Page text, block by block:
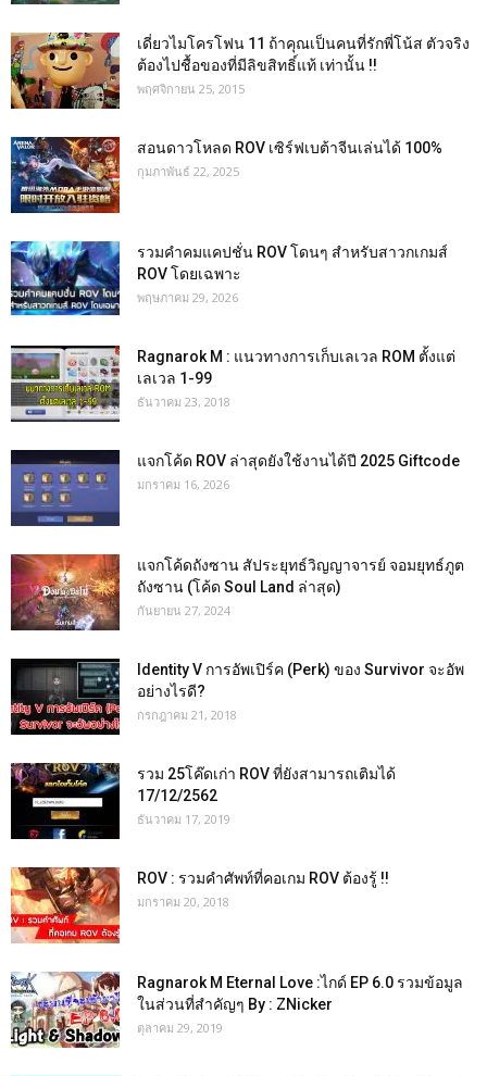
เดี่ยวไมโครโฟน 11 ถ้าคุณเป็นคนที่รักพี่โน้ส ตัวจริง
ต้องไปชื้อของที่มีลิขสิทธิ์แท้ เท่านั้น !!
พฤศจิกายน 25, 2015
สอนดาวโหลด ROV เซิร์ฟเบต้าจีนเล่นได้ 100%
กุมภาพันธ์ 22, 2025
รวมคำคมแคปชั่น ROV โดนๆ สำหรับสาวกเกมส์
ROV โดยเฉพาะ
พฤษภาคม 29, 2026
Ragnarok M : แนวทางการเก็บเลเวล ROM ตั้งแต่
เลเวล 1-99
ธันวาคม 23, 2018
แจกโค้ด ROV ล่าสุดยังใช้งานได้ปี 2025 Giftcode
มกราคม 16, 2026
แจกโค้ดถังซาน สัประยุทธ์วิญญาจารย์ จอมยุทธ์ภูต
ถังซาน (โค้ด Soul Land ล่าสุด)
กันยายน 27, 2024
Identity V การอัพเปิร์ค (Perk) ของ Survivor จะอัพ
อย่างไรดี?
กรกฎาคม 21, 2018
รวม 25โค๊ดเก่า ROV ที่ยังสามารถเติมได้
17/12/2562
ธันวาคม 17, 2019
ROV : รวมคำศัพท์ที่คอเกม ROV ต้องรู้ !!
มกราคม 20, 2018
Ragnarok M Eternal Love :ไกด์ EP 6.0 รวมข้อมูล
ในส่วนที่สำคัญๆ By : ZNicker
ตุลาคม 29, 2019